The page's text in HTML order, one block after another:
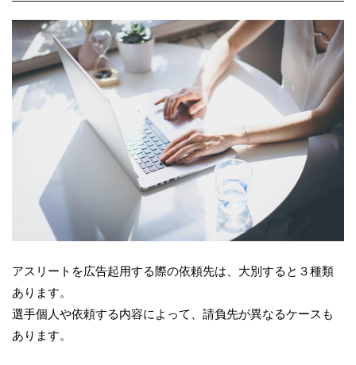
アスリートを広告起用する際の依頼先は、大別すると３種類
あります。
選手個人や依頼する内容によって、請負先が異なるケースも
あります。